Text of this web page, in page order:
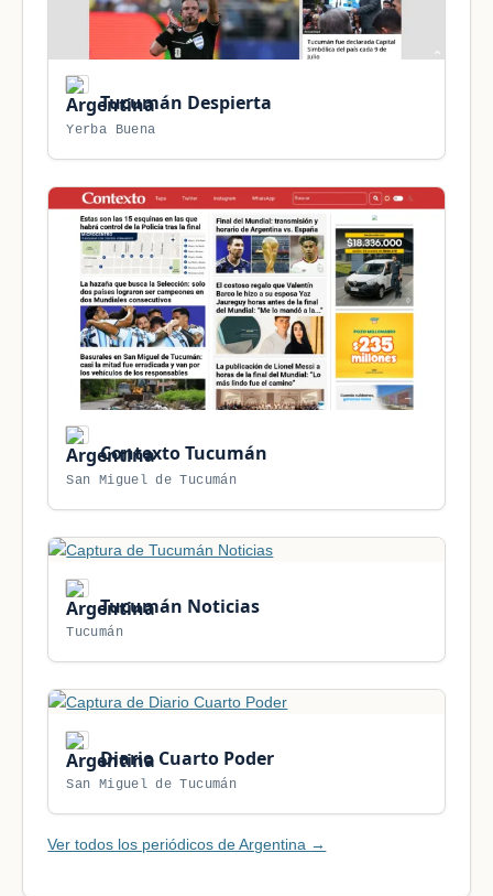
Tucumán Despierta
Yerba Buena
Contexto Tucumán
San Miguel de Tucumán
Tucumán Noticias
Tucumán
Diario Cuarto Poder
San Miguel de Tucumán
Ver todos los periódicos de Argentina →